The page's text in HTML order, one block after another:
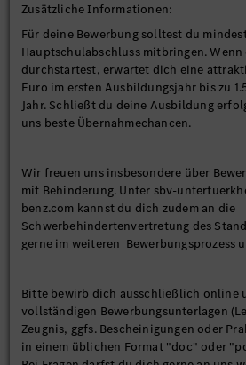
Zusätzliche Informationen:
Für deine Bewerbung solltest du
Hauptschulabschluss mitbringen. Wenn
durchstartest, erwartet dich eine
Euro im ersten Ausbildungsjahr bis zu
Jahr. Schließt du deine Ausbildung
uns beste Übernahmechancen.
Wir freuen uns insbesondere über
mit Behinderung. Unter sbv-
benz.com kannst du dich zudem an die
Schwerbehindertenvertretung des
gerne im weiteren Bewerbungsprozess
Bitte bewirb dich ausschließlich online
vollständigen Bewerbungsunterlagen
Zeugnis, ggfs. Bescheinigungen oder
in einem üblichen Format "doc" oder